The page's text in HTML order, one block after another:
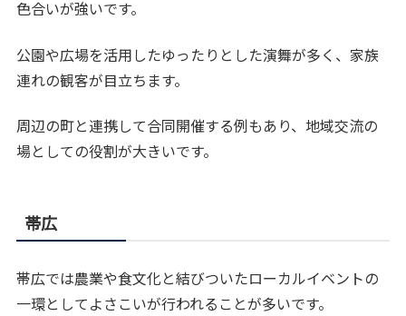
色合いが強いです。
公園や広場を活用したゆったりとした演舞が多く、家族
連れの観客が目立ちます。
周辺の町と連携して合同開催する例もあり、地域交流の
場としての役割が大きいです。
帯広
帯広では農業や食文化と結びついたローカルイベントの
一環としてよさこいが行われることが多いです。